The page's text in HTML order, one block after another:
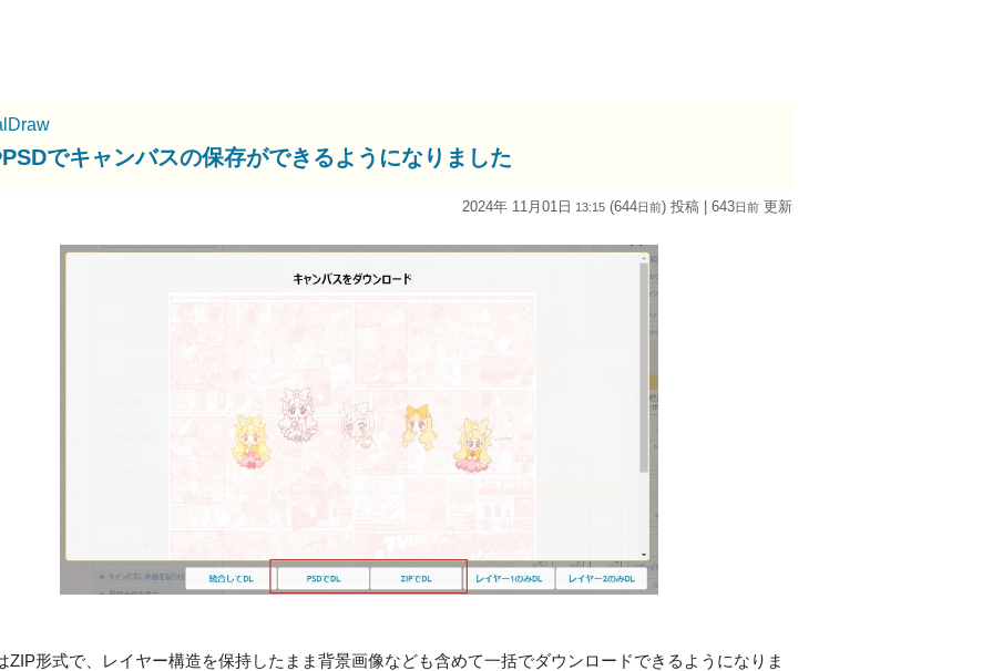
でキャンバスの保存ができるようになりました
2024年 11月01日 13:15 (644日前) 投稿 | 643日前 更新
ZIP形式で、レイヤー構造を保持したまま背景画像なども含めて一括でダウンロードできるようになりま